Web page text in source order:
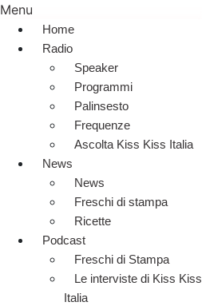
Menu
Home
Radio
Speaker
Programmi
Palinsesto
Frequenze
Ascolta Kiss Kiss Italia
News
News
Freschi di stampa
Ricette
Podcast
Freschi di Stampa
Le interviste di Kiss Kiss
Italia